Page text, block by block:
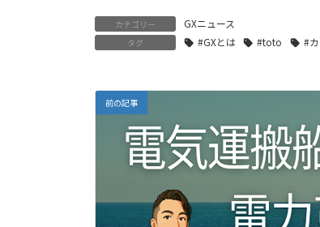
カテゴリー GXニュース
タグ #GXとは #toto #
前の記事